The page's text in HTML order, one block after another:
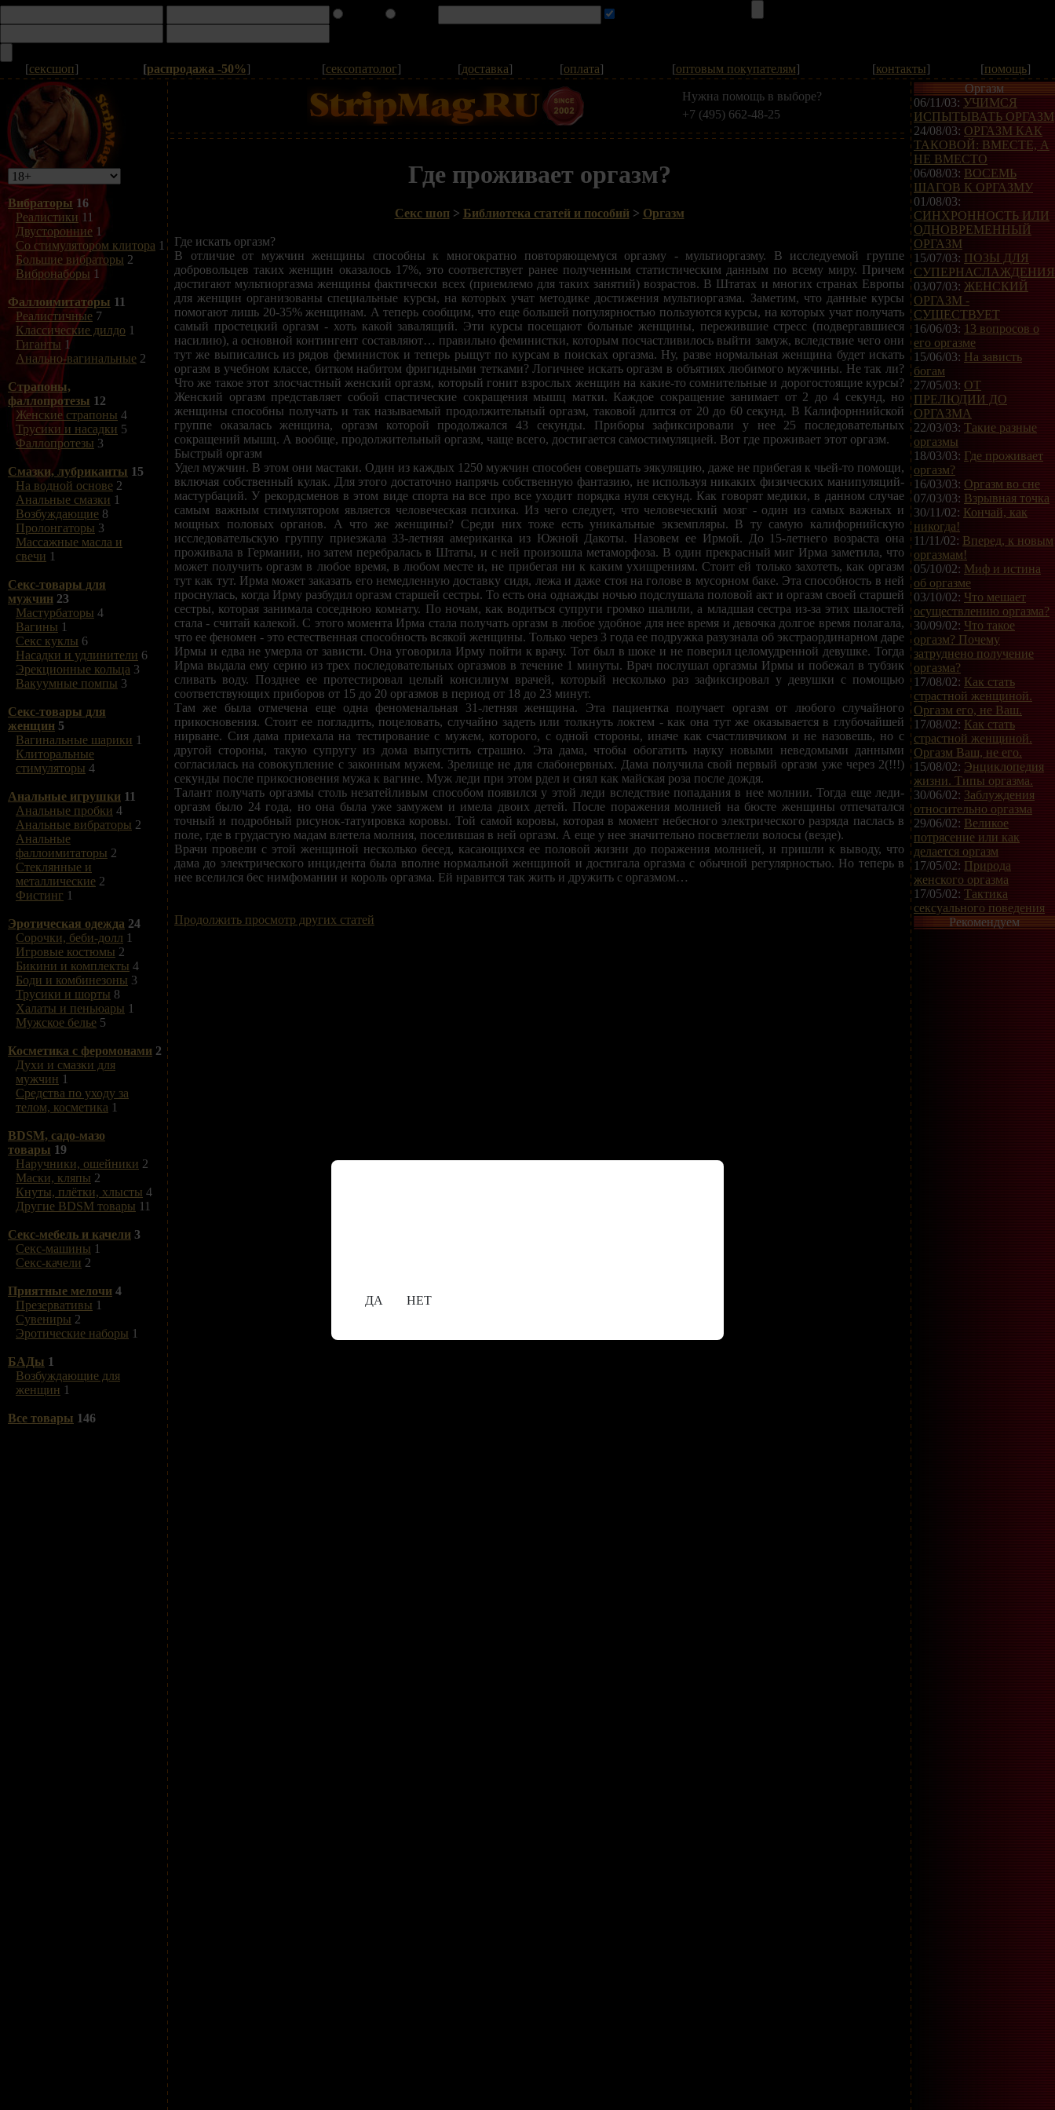
[сексшоп] [распродажа -50%] [сексопатолог] [доставка] [оплата] [оптовым покупателям] [контакты] [помощь]
Вибраторы 16
Реалистики 11
Двусторонние 1
Со стимулятором клитора 1
Большие вибраторы 2
Вибронаборы 1
Фаллоимитаторы 11
Реалистичные 7
Классические дилдо 1
Гиганты 1
Анально-вагинальные 2
Страпоны,
фаллопротезы 12
Женские страпоны 4
Трусики и насадки 5
Фаллопротезы 3
Смазки, лубриканты 15
На водной основе 2
Анальные смазки 1
Возбуждающие 8
Пролонгаторы 3
Массажные масла и
свечи 1
Секс-товары для
мужчин 23
Мастурбаторы 4
Вагины 1
Секс куклы 6
Насадки и удлинители 6
Эрекционные кольца 3
Вакуумные помпы 3
Секс-товары для
женщин 5
Вагинальные шарики 1
Клиторальные
стимуляторы 4
Анальные игрушки 11
Анальные пробки 4
Анальные вибраторы 2
Анальные
фаллоимитаторы 2
Стеклянные и
металлические 2
Фистинг 1
Эротическая одежда 24
Сорочки, беби-долл 1
Игровые костюмы 2
Бикини и комплекты 4
Боди и комбинезоны 3
Трусики и шорты 8
Халаты и пеньюары 1
Мужское белье 5
Косметика с феромонами 2
Духи и смазки для
мужчин 1
Средства по уходу за
телом, косметика 1
BDSM, садо-мазо
товары 19
Наручники, ошейники 2
Маски, кляпы 2
Кнуты, плётки, хлысты 4
Другие BDSM товары 11
Секс-мебель и качели 3
Секс-машины 1
Секс-качели 2
Приятные мелочи 4
Презервативы 1
Сувениры 2
Эротические наборы 1
БАДы 1
Возбуждающие для
женщин 1
Все товары 146
Нужна помощь в выборе?
+7 (495) 662-48-25
Где проживает оргазм?
Секс шоп> Библиотека статей и пособий> Оргазм
Где искать оргазм?
В отличие от мужчин женщины способны к многократно повторяющемуся оргазму - мультиоргазму. В исследуемой группе
добровольцев таких женщин оказалось 17%, это соответствует ранее полученным статистическим данным по всему миру. Причем
достигают мультиоргазма женщины фактически всех (приемлемо для таких занятий) возрастов. В Штатах и многих странах Европы
для женщин организованы специальные курсы, на которых учат методике достижения мультиоргазма. Заметим, что данные курсы
помогают лишь 20-35% женщинам. А теперь сообщим, что еще большей популярностью пользуются курсы, на которых учат получать
самый простецкий оргазм - хоть какой завалящий. Эти курсы посещают больные женщины, пережившие стресс (подвергавшиеся
насилию), а основной контингент составляют… правильно феминистки, которым посчастливилось выйти замуж, вследствие чего они
тут же выписались из рядов феминисток и теперь рыщут по курсам в поисках оргазма. Ну, разве нормальная женщина будет искать
оргазм в учебном классе, битком набитом фригидными тетками? Логичнее искать оргазм в объятиях любимого мужчины. Не так ли?
Что же такое этот злосчастный женский оргазм, который гонит взрослых женщин на какие-то сомнительные и дорогостоящие курсы?
Женский оргазм представляет собой спастические сокращения мышц матки. Каждое сокращение занимает от 2 до 4 секунд, но
женщины способны получать и так называемый продолжительный оргазм, таковой длится от 20 до 60 секунд. В Калифорннийской
группе оказалась женщина, оргазм которой продолжался 43 секунды. Приборы зафиксировали у нее 25 последовательных
сокращений мышц. А вообще, продолжительный оргазм, чаще всего, достигается самостимуляцией. Вот где проживает этот оргазм.
Быстрый оргазм
Удел мужчин. В этом они мастаки. Один из каждых 1250 мужчин способен совершать эякуляцию, даже не прибегая к чьей-то помощи,
включая собственный кулак. Для этого достаточно напрячь собственную фантазию, не используя никаких физических манипуляций-
мастурбаций. У рекордсменов в этом виде спорта на все про все уходит порядка нуля секунд. Как говорят медики, в данном случае
самым важным стимулятором является человеческая психика. Из чего следует, что человеческий мозг - один из самых важных и
мощных половых органов. А что же женщины? Среди них тоже есть уникальные экземпляры. В ту самую калифорнийскую
исследовательскую группу приезжала 33-летняя американка из Южной Дакоты. Назовем ее Ирмой. До 15-летнего возраста она
проживала в Германии, но затем перебралась в Штаты, и с ней произошла метаморфоза. В один прекрасный миг Ирма заметила, что
может получить оргазм в любое время, в любом месте и, не прибегая ни к каким ухищрениям. Стоит ей только захотеть, как оргазм
тут как тут. Ирма может заказать его немедленную доставку сидя, лежа и даже стоя на голове в мусорном баке. Эта способность в ней
проснулась, когда Ирму разбудил оргазм старшей сестры. То есть она однажды ночью подслушала половой акт и оргазм своей старшей
сестры, которая занимала соседнюю комнату. По ночам, как водиться супруги громко шалили, а младшая сестра из-за этих шалостей
стала - считай калекой. С этого момента Ирма стала получать оргазм в любое удобное для нее время и девочка долгое время полагала,
что ее феномен - это естественная способность всякой женщины. Только через 3 года ее подружка разузнала об экстраординарном даре
Ирмы и едва не умерла от зависти. Она уговорила Ирму пойти к врачу. Тот был в шоке и не поверил целомудренной девушке. Тогда
Ирма выдала ему серию из трех последовательных оргазмов в течение 1 минуты. Врач послушал оргазмы Ирмы и побежал в тубзик
сливать воду. Позднее ее протестировал целый консилиум врачей, который несколько раз зафиксировал у девушки с помощью
соответствующих приборов от 15 до 20 оргазмов в период от 18 до 23 минут.
Там же была отмечена еще одна феноменальная 31-летняя женщина. Эта пациентка получает оргазм от любого случайного
прикосновения. Стоит ее погладить, поцеловать, случайно задеть или толкнуть локтем - как она тут же оказывается в глубочайшей
нирване. Сия дама приехала на тестирование с мужем, которого, с одной стороны, иначе как счастливчиком и не назовешь, но с
другой стороны, такую супругу из дома выпустить страшно. Эта дама, чтобы обогатить науку новыми неведомыми данными
согласилась на совокупление с законным мужем. Зрелище не для слабонервных. Дама получила свой первый оргазм уже через 2(!!!)
секунды после прикосновения мужа к вагине. Муж леди при этом рдел и сиял как майская роза после дождя.
Талант получать оргазмы столь незатейливым способом появился у этой леди вследствие попадания в нее молнии. Тогда еще леди-
оргазм было 24 года, но она была уже замужем и имела двоих детей. После поражения молнией на бюсте женщины отпечатался
точный и подробный рисунок-татуировка коровы. Той самой коровы, которая в момент небесного электрического разряда паслась в
поле, где в грудастую мадам влетела молния, поселившая в ней оргазм. А еще у нее значительно посветлели волосы (везде).
Врачи провели с этой женщиной несколько бесед, касающихся ее половой жизни до поражения молнией, и пришли к выводу, что
дама до электрического инцидента была вполне нормальной женщиной и достигала оргазма с обычной регулярностью. Но теперь в
нее вселился бес нимфомании и король оргазма. Ей нравится так жить и дружить с оргазмом…
Продолжить просмотр других статей
Оргазм
06/11/03: УЧИМСЯ
ИСПЫТЫВАТЬ ОРГАЗМ
24/08/03: ОРГАЗМ КАК
ТАКОВОЙ: ВМЕСТЕ, А
НЕ ВМЕСТО
06/08/03: ВОСЕМЬ
ШАГОВ К ОРГАЗМУ
01/08/03:
СИНХРОННОСТЬ ИЛИ
ОДНОВРЕМЕННЫЙ
ОРГАЗМ
15/07/03: ПОЗЫ ДЛЯ
СУПЕРНАСЛАЖДЕНИЯ
03/07/03: ЖЕНСКИЙ
ОРГАЗМ -
СУЩЕСТВУЕТ
16/06/03: 13 вопросов о
его оргазме
15/06/03: На зависть
богам
27/05/03: ОТ
ПРЕЛЮДИИ ДО
ОРГАЗМА
22/03/03: Такие разные
оргазмы
18/03/03: Где проживает
оргазм?
16/03/03: Оргазм во сне
07/03/03: Взрывная точка
30/11/02: Кончай, как
никогда!
11/11/02: Вперед, к новым
оргазмам!
05/10/02: Миф и истина
об оргазме
03/10/02: Что мешает
осуществлению оргазма?
30/09/02: Что такое
оргазм? Почему
затруднено получение
оргазма?
17/08/02: Как стать
страстной женщиной.
Оргазм его, не Ваш.
17/08/02: Как стать
страстной женщиной.
Оргазм Ваш, не его.
15/08/02: Энциклопедия
жизни. Типы оргазма.
30/06/02: Заблуждения
относительно оргазма
29/06/02: Великое
потрясение или как
делается оргазм
17/05/02: Природа
женского оргазма
17/05/02: Тактика
сексуального поведения
Рекомендуем
ДА НЕТ